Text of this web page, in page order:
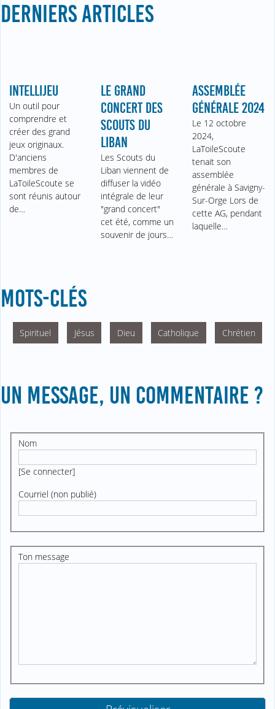
DERNIERS ARTICLES
INTELLIJEU
Un outil pour
comprendre et
créer des grand
jeux originaux.
D'anciens
membres de
LaToileScoute se
sont réunis autour
de…
LE GRAND
CONCERT DES
SCOUTS DU
LIBAN
Les Scouts du
Liban viennent de
diffuser la vidéo
intégrale de leur
"grand concert"
cet été, comme un
souvenir de jours…
ASSEMBLÉE
GÉNÉRALE 2024
Le 12 octobre
2024,
LaToileScoute
tenait son
assemblée
générale à Savigny-
Sur-Orge Lors de
cette AG, pendant
laquelle…
MOTS-CLÉS
Spirituel Jésus Dieu Catholique Chrétien
UN MESSAGE, UN COMMENTAIRE ?
Nom
[Se connecter]
Courriel (non publié)
Ton message